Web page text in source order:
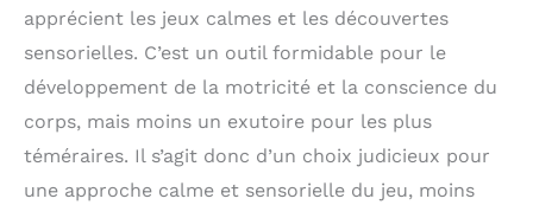
apprécient les jeux calmes et les découvertes
sensorielles. C’est un outil formidable pour le
développement de la motricité et la conscience du
corps, mais moins un exutoire pour les plus
téméraires. Il s’agit donc d’un choix judicieux pour
une approche calme et sensorielle du jeu, moins